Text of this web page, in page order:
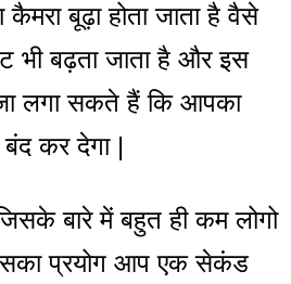
बूढ़ा होता जाता है वैसे
बढ़ता जाता है और इस
लगा सकते हैं कि आपका
कर देगा |
बारे में बहुत ही कम लोगो
प्रयोग आप एक सेकंड